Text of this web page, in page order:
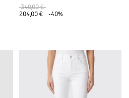
340,00 €
204,00 €
-40%